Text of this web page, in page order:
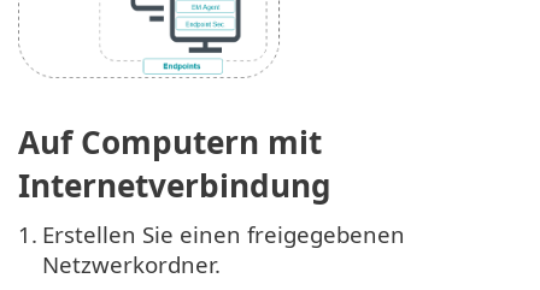
Auf Computern mit
Internetverbindung
1. Erstellen Sie einen freigegebenen
Netzwerkordner.